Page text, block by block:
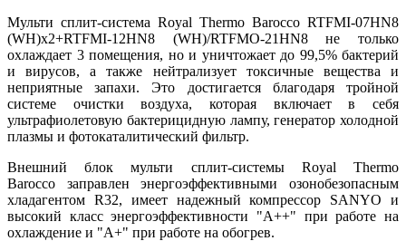
Мульти сплит-система Royal Thermo Barocco RTFMI-07HN8
(WH)х2+RTFMI-12HN8 (WH)/RTFMO-21HN8 не только
охлаждает 3 помещения, но и уничтожает до 99,5% бактерий
и вирусов, а также нейтрализует токсичные вещества и
неприятные запахи. Это достигается благодаря тройной
системе очистки воздуха, которая включает в себя
ультрафиолетовую бактерицидную лампу, генератор холодной
плазмы и фотокаталитический фильтр.
Внешний блок мульти сплит-системы Royal Thermo
Barocco заправлен энергоэффективными озонобезопасным
хладагентом R32, имеет надежный компрессор SANYO и
высокий класс энергоэффективности "А++" при работе на
охлаждение и "А+" при работе на обогрев.